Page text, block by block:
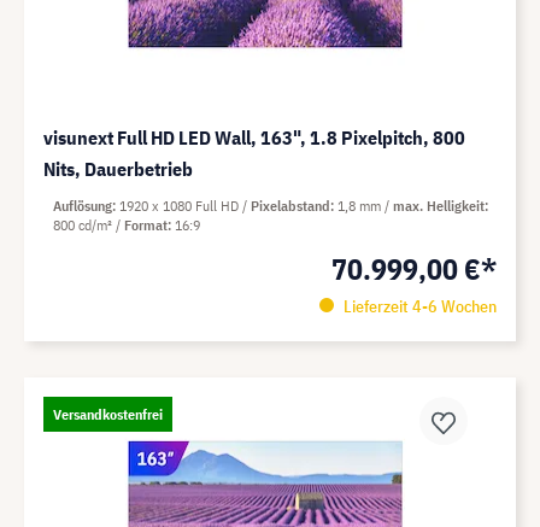
visunext Full HD LED Wall, 163", 1.8 Pixelpitch, 800
Nits, Dauerbetrieb
70.999,00 €*
Lieferzeit 4-6 Wochen
Auflösung 1920 x 1080 Full HD Pixelabstand 1,8 mm
max. Helligkeit
800 cd/m²
Format 16:9
Versandkostenfrei